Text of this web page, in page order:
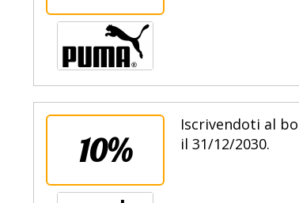
10%
Iscrivendoti al
il 31/12/2030.